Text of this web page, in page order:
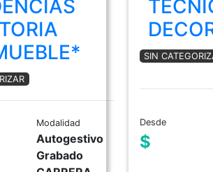
Modalidad
Autogestivo
Grabado
SIN
Desde
$